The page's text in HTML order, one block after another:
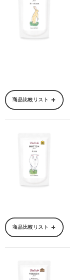
商品比較リスト
商品比較リスト